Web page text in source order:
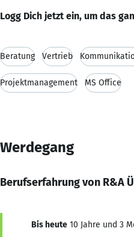
Logg Dich jetzt ein, um das
Beratung Vertrieb
Projektmanagement MS Office
Werdegang
Berufserfahrung von R&A
Bis heute 10 Jahre und 3